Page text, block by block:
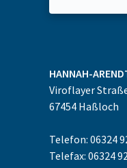
HANNAH-
Viroflayer
67454 Haßloch
Telefon: 06324
Telefax: 06324